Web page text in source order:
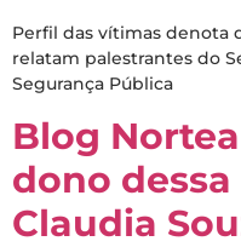
Perfil das vítimas denota
relatam palestrantes do
Segurança Pública
Blog
dono dessa
Claudia